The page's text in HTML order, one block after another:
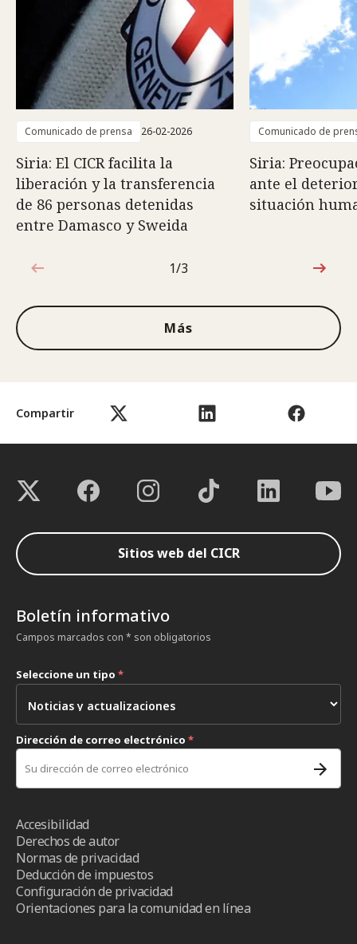
Compartir
Comunicado de prensa 26-02-2026
Siria: El CICR facilita la
liberación y la transferencia
de 86 personas detenidas
entre Damasco y Sweida
Comunicado de
Siria:
ante el
situación
1de3
1/3
Más
Sitios web del CICR
Boletín informativo
Campos marcados con * son obligatorios
Seleccione un tipo *
Dirección de correo electrónico *
Accesibilidad
Derechos de autor
Normas de privacidad
Deducción de impuestos
Configuración de privacidad
Orientaciones para la comunidad en línea